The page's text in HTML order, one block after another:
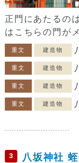
正門にあたるの
はこちらの門が
重文 建造物
重文 建造物
重文 建造物
重文 建造物
3 八坂神社